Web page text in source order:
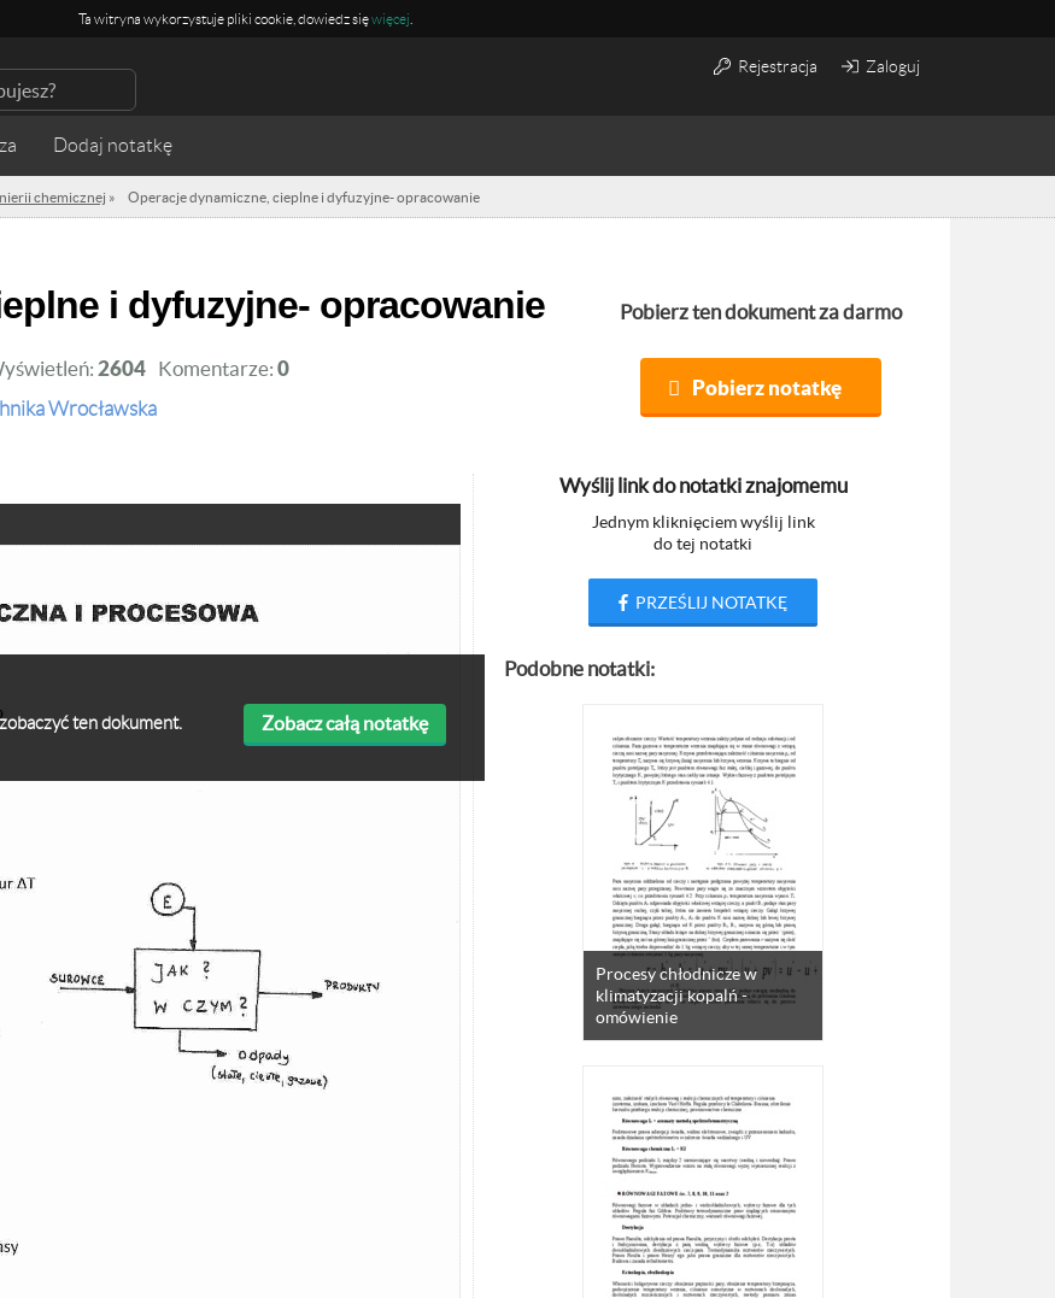
Ta witryna wykorzystuje pliki cookie, dowiedz sięwięcej
Rejestracja Zaloguj
chemicznej » Operacje dynamiczne, cieplne i dyfuzyjne- opracowanie
i dyfuzyjne- opracowanie
2604 Komentarze: 0
Wrocławska
Pobierz ten dokument za darmo
Pobierz notatkę
ten dokument. Zobacz całą notatkę
Wyślij link do notatki znajomemu
Jednym kliknięciem wyślij link
do tej notatki
PRZEŚLIJ NOTATKĘ
Podobne notatki:
Procesy chłodnicze w
klimatyzacji kopalń -
omówienie